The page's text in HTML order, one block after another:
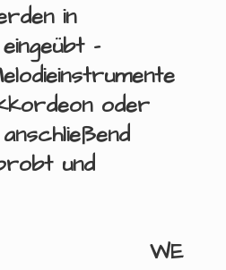
in
–
oder
und
WE